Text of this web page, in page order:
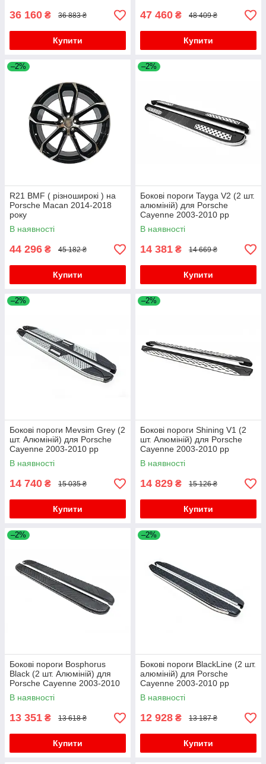
36 160 ₴ 36 883 ₴
Купити
47 460 ₴ 48 409 ₴
Купити
–2%
R21 BMF ( різноширокі ) на
Porsche Macan 2014-2018
року
В наявності
44 296 ₴ 45 182 ₴
Купити
–2%
Бокові пороги Tayga V2 (2 шт.
алюміній) для Porsche
Cayenne 2003-2010 рр
В наявності
14 381 ₴ 14 669 ₴
Купити
–2%
Бокові пороги Mevsim Grey (2
шт. Алюміній) для Porsche
Cayenne 2003-2010 рр
В наявності
14 740 ₴ 15 035 ₴
Купити
–2%
Бокові пороги Shining V1 (2
шт. Алюміній) для Porsche
Cayenne 2003-2010 рр
В наявності
14 829 ₴ 15 126 ₴
Купити
–2%
Бокові пороги Bosphorus
Black (2 шт. Алюміній) для
Porsche Cayenne 2003-2010
рр
В наявності
13 351 ₴ 13 618 ₴
Купити
–2%
Бокові пороги BlackLine (2 шт.
алюміній) для Porsche
Cayenne 2003-2010 рр
В наявності
12 928 ₴ 13 187 ₴
Купити